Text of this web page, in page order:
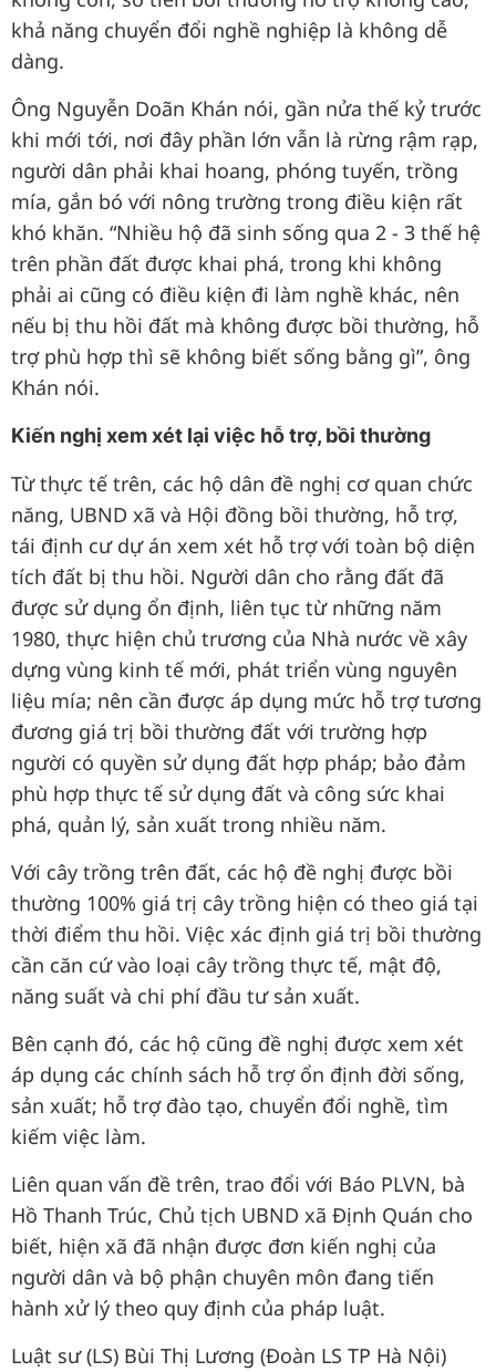
khả năng chuyển đổi nghề nghiệp là không dễ
dàng.
Ông Nguyễn Doãn Khán nói, gần nửa thế kỷ trước
khi mới tới, nơi đây phần lớn vẫn là rừng rậm rạp,
người dân phải khai hoang, phóng tuyến, trồng
mía, gắn bó với nông trường trong điều kiện rất
khó khăn. “Nhiều hộ đã sinh sống qua 2 - 3 thế hệ
trên phần đất được khai phá, trong khi không
phải ai cũng có điều kiện đi làm nghề khác, nên
nếu bị thu hồi đất mà không được bồi thường, hỗ
trợ phù hợp thì sẽ không biết sống bằng gì”, ông
Khán nói.
Kiến nghị xem xét lại việc hỗ trợ, bồi thường
Từ thực tế trên, các hộ dân đề nghị cơ quan chức
năng, UBND xã và Hội đồng bồi thường, hỗ trợ,
tái định cư dự án xem xét hỗ trợ với toàn bộ diện
tích đất bị thu hồi. Người dân cho rằng đất đã
được sử dụng ổn định, liên tục từ những năm
1980, thực hiện chủ trương của Nhà nước về xây
dựng vùng kinh tế mới, phát triển vùng nguyên
liệu mía; nên cần được áp dụng mức hỗ trợ tương
đương giá trị bồi thường đất với trường hợp
người có quyền sử dụng đất hợp pháp; bảo đảm
phù hợp thực tế sử dụng đất và công sức khai
phá, quản lý, sản xuất trong nhiều năm.
Với cây trồng trên đất, các hộ đề nghị được bồi
thường 100% giá trị cây trồng hiện có theo giá tại
thời điểm thu hồi. Việc xác định giá trị bồi thường
cần căn cứ vào loại cây trồng thực tế, mật độ,
năng suất và chi phí đầu tư sản xuất.
Bên cạnh đó, các hộ cũng đề nghị được xem xét
áp dụng các chính sách hỗ trợ ổn định đời sống,
sản xuất; hỗ trợ đào tạo, chuyển đổi nghề, tìm
kiếm việc làm.
Liên quan vấn đề trên, trao đổi với Báo PLVN, bà
Hồ Thanh Trúc, Chủ tịch UBND xã Định Quán cho
biết, hiện xã đã nhận được đơn kiến nghị của
người dân và bộ phận chuyên môn đang tiến
hành xử lý theo quy định của pháp luật.
Luật sư (LS) Bùi Thị Lương (Đoàn LS TP Hà Nội)